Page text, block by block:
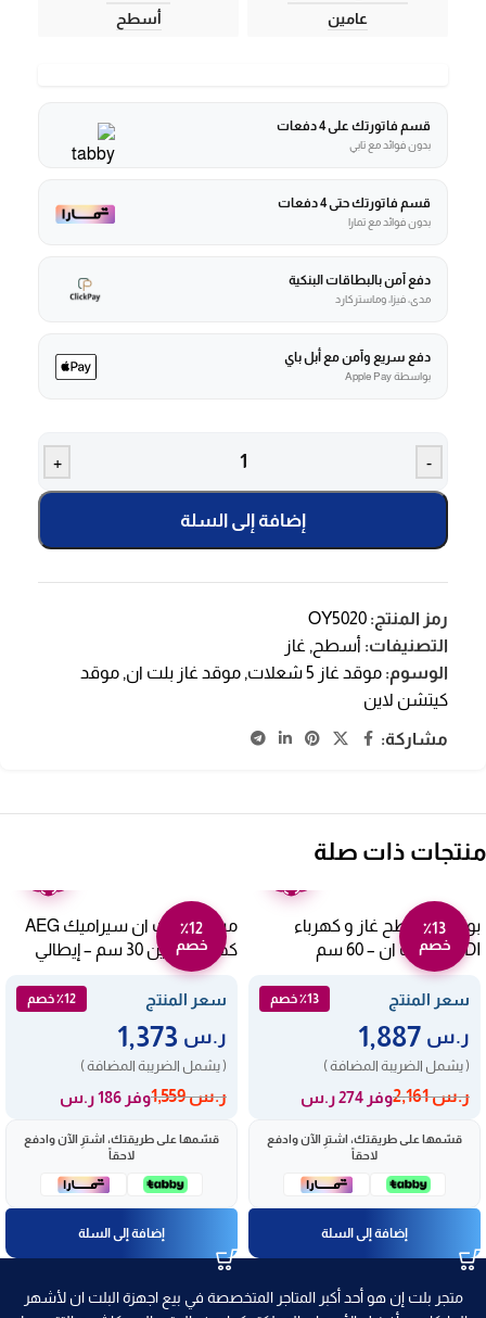
عامين أسطح
قسم فاتورتك على 4 دفعات
بدون فوائد مع تابي
قسم فاتورتك حتى 4 دفعات
بدون فوائد مع تمارا
دفع آمن بالبطاقات البنكية
مدى، فيزا، وماستركارد
دفع سريع وآمن مع أبل باي
بواسطة Apple Pay
-
+
إضافة إلى السلة
رمز المنتج: OY5020
التصنيفات: أسطح , غاز
الوسوم: موقد غاز 5 شعلات , موقد غاز بلت ان, موقد
كيتشن لاين
مشاركة:
منتجات ذات صلة
٪13
خصم
بوتجاز مسطح غاز و كهرباء
NARDI بلت ان – 60 سم
MH31AVX
سعر المنتج
٪13 خصم
ر.س
( يشمل الضريبة المضافة )
ر.س2,161 وفر 274 ر.س
قسّمها على طريقتك، اشترِ الآن وادفع
لاحقاً
إضافة إلى السلة
٪12
خصم
مسطح بلت ان سيراميك AEG
كهرباء 2 عين 30 سم – إيطالي
HK312000MB
سعر المنتج
٪12 خصم
ر.س
( يشمل الضريبة المضافة )
ر.س1,559 وفر 186 ر.س
قسّمها على طريقتك، اشترِ الآن وادفع
لاحقاً
إضافة إلى السلة
متجر بلت إن هو أحد أكبر المتاجر المتخصصة في بيع اجهزة البلت ان لأشهر